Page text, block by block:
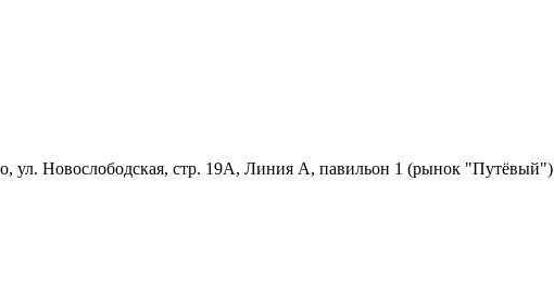
Новослободская, стр. 19А, Линия А, павильон 1 (рынок "Путёвый")